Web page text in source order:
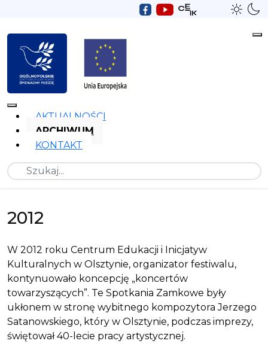
AKTUALNOŚCI
ARCHIWUM
KONTAKT
Szukaj
2012
W 2012 roku Centrum Edukacji i Inicjatyw
Kulturalnych w Olsztynie, organizator festiwalu,
kontynuowało koncepcję „koncertów
towarzyszących”. Te Spotkania Zamkowe były
ukłonem w stronę wybitnego kompozytora Jerzego
Satanowskiego, który w Olsztynie, podczas imprezy,
świętował 40-lecie pracy artystycznej.